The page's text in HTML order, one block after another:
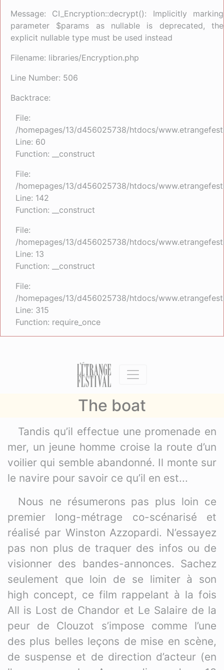
Message: CI_Encryption::decrypt(): Implicitly marking
parameter $params as nullable is deprecated, the
explicit nullable type must be used instead
Filename: libraries/Encryption.php
Line Number: 506
Backtrace:
File:
/homepages/13/d456025738/htdocs/
Line: 60
Function: __construct
File:
/homepages/13/d456025738/htdocs/
Line: 142
Function: __construct
File:
/homepages/13/d456025738/htdocs/
Line: 13
Function: __construct
File:
/homepages/13/d456025738/htdocs/
Line: 315
Function: require_once
The boat
Tandis qu’il effectue une promenade en
mer, un jeune homme croise la route d’un
voilier qui semble abandonné. Il monte sur
le navire pour savoir ce qu’il en est...
Nous ne résumerons pas plus loin ce
premier long-métrage co-scénarisé et
réalisé par Winston Azzopardi. N’essayez
pas non plus de traquer des infos ou de
visionner des bandes-annonces. Sachez
seulement que loin de se limiter à son
high concept, ce film rappelant à la fois
All is Lost de Chandor et Le Salaire de la
peur de Clouzot s’impose comme l’une
des plus belles leçons de mise en scène,
de suspense et de direction d’acteur (en